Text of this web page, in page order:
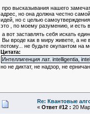
про высказывания нашего
адрес, но она должна честно
идей, но с целью
это , по моему разумению, и есть
а вот заставлять себя искать
Вы вроде как в миру живете, а не
потому... не будьте окупантом на
Цитата:
Интеллигенция лат. intelligentia,
но не диктат, не надзор, не
Re: Квантовые
« Ответ #12 : 20